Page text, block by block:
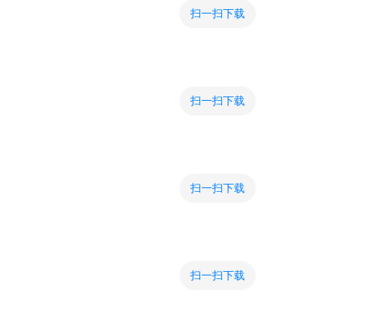
扫一扫下载
扫一扫下载
扫一扫下载
扫一扫下载